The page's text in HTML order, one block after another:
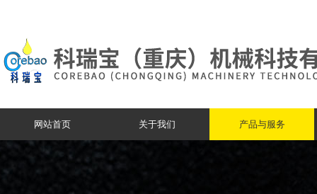
网站首页 关于我们 产品与服务